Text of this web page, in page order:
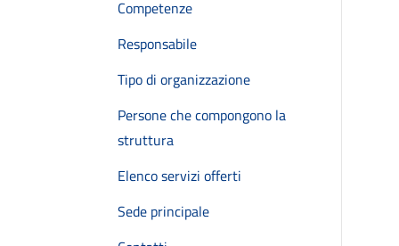
Competenze
Responsabile
Tipo di organizzazione
Persone che compongono la
struttura
Elenco servizi offerti
Sede principale